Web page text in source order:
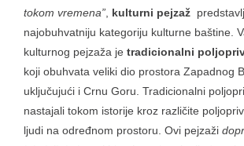
tokom vremena” kulturni pejzaž
najobuhvatniju kategoriju kulturne baštine.
kulturnog pejzaža je tradicionalni
koji obuhvata veliki dio prostora Zapadnog
uključujući i Crnu Goru. Tradicionalni
nastajali tokom istorije kroz različite
ljudi na određnom prostoru. Ovi pejzaži